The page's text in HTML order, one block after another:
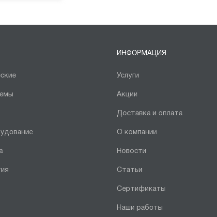
ИНФОРМАЦИЯ
Услуги
Акции
Доставка и оплата
О компании
Новости
Статьи
Сертификаты
Наши работы